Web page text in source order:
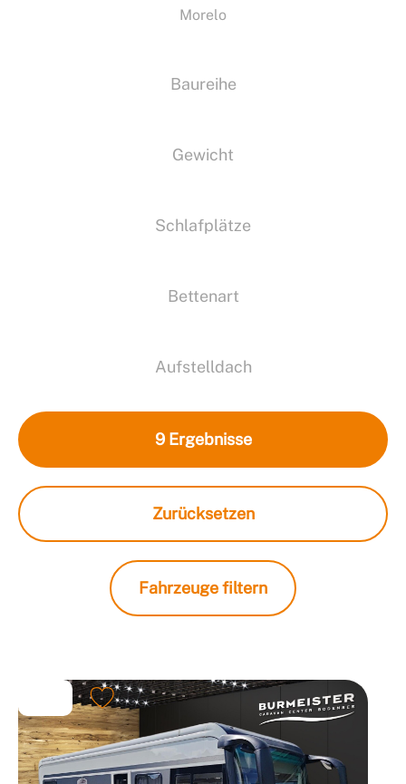
Morelo
Baureihe
Gewicht
Schlafplätze
Bettenart
Aufstelldach
9 Ergebnisse
Zurücksetzen
Fahrzeuge filtern